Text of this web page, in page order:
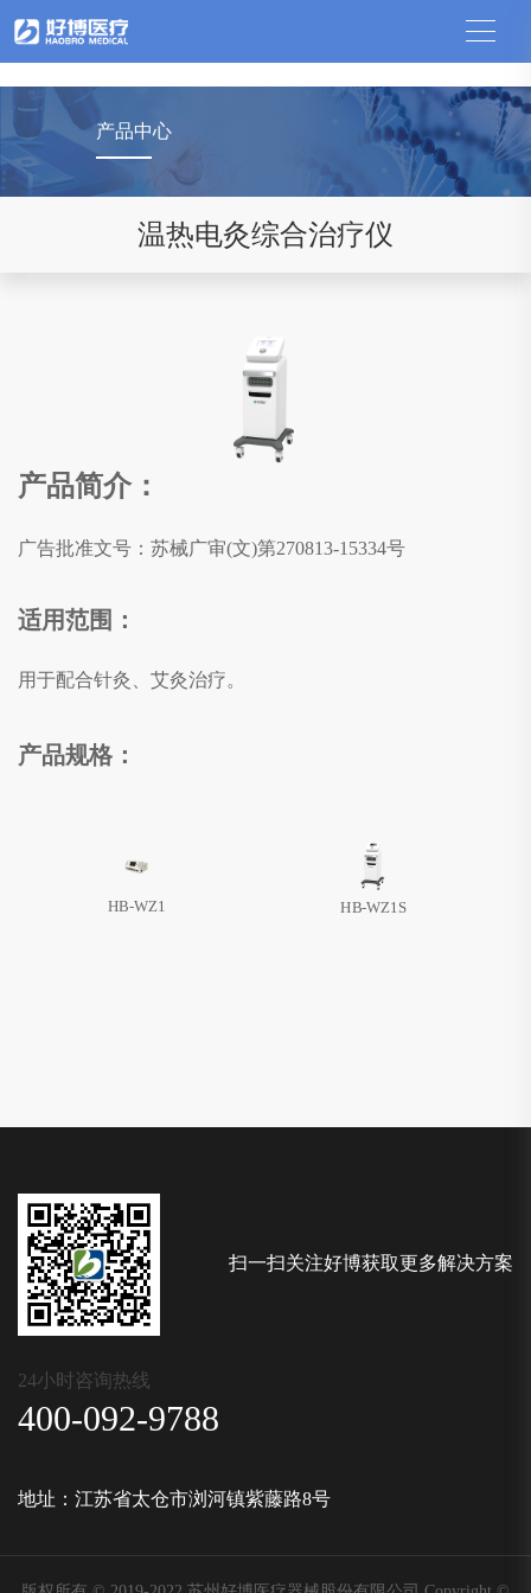
产品中心
温热电灸综合治疗仪
产品简介：
广告批准文号：苏械广审(文)第270813-15334号
适用范围：
用于配合针灸、艾灸治疗。
产品规格：
HB-WZ1 HB-WZ1S
扫一扫关注好博获取更多解决方案
24小时咨询热线
400-092-9788
地址：江苏省太仓市浏河镇紫藤路8号